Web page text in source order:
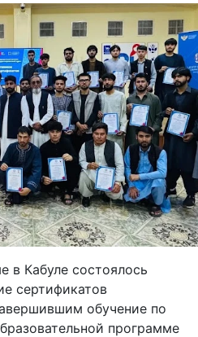
в Кабуле состоялось
сертификатов
обучение по
программе